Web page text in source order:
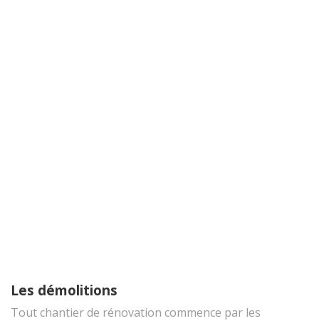
Les démolitions
Tout chantier de rénovation commence par les